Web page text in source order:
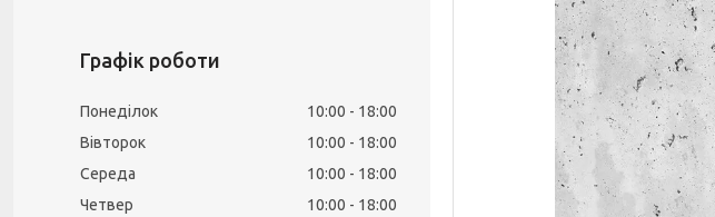
Графік роботи
Понеділок 10:00
18:00
Вівторок
10:00
18:00
Середа
10:00
18:00
Четвер
10:00
18:00